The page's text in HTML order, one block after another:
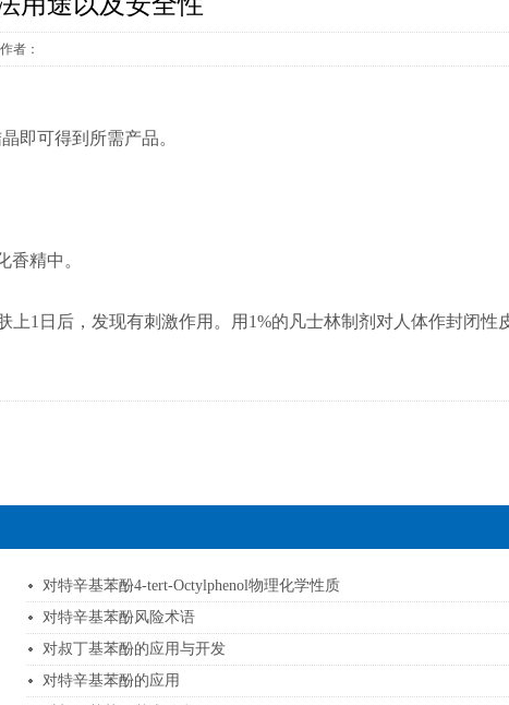
者：
即可得到所需产品。
精中。
1日后，发现有刺激作用。用1%的凡士林制剂对人体作封闭性
对特辛基苯酚4-tert-Octylphenol物理化学性质
对特辛基苯酚风险术语
对叔丁基苯酚的应用与开发
对特辛基苯酚的应用